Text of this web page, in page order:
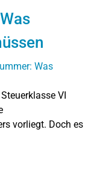
VI
vorliegt. Doch es